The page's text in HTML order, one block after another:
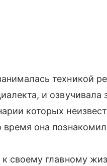
техникой
и
которых
время она
к своему главному